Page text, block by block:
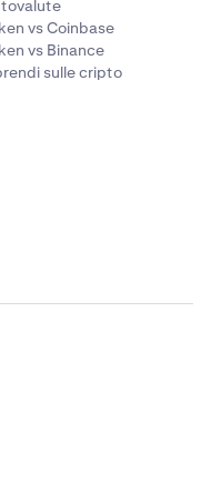
vs Coinbase
vs Binance
sulle cripto